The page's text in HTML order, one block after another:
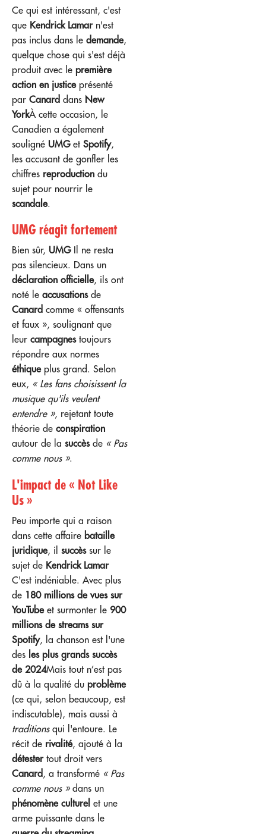
Ce qui est intéressant, c'est
que Kendrick Lamarn'est
pas inclus dans le demande,
quelque chose qui s'est déjà
produit avec le première
action en justiceprésenté
par Canard dans New
YorkÀ cette occasion, le
Canadien a également
souligné UMGet Spotify,
les accusant de gonfler les
chiffres reproduction du
sujet pour nourrir le
scandale.
UMG réagit fortement
Bien sûr, UMGIl ne resta
pas silencieux. Dans un
déclaration officielle, ils ont
noté le accusationsde
Canard comme « offensants
et faux », soulignant que
leur campagnestoujours
répondre aux normes
éthiqueplus grand. Selon
eux, « Les fans choisissent la
musique qu'ils veulent
entendre », rejetant toute
théorie de conspiration
autour de la succèsde « Pas
comme nous ».
L'impact de « Not Like
Us »
Peu importe qui a raison
dans cette affaire bataille
juridique, il succèssur le
sujet de Kendrick Lamar
C'est indéniable. Avec plus
de 180 millions de vues sur
YouTubeet surmonter le 900
millions de streams sur
Spotify, la chanson est l'une
des les plus grands succès
de 2024Mais tout n’est pas
dû à la qualité du problème
(ce qui, selon beaucoup, est
indiscutable), mais aussi à
traditionsqui l'entoure. Le
récit de rivalité, ajouté à la
détestertout droit vers
Canard , a transformé « Pas
comme nous »dans un
phénomène culturel et une
arme puissante dans le